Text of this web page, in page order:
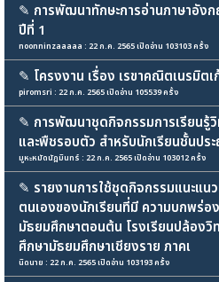
✎ การพัฒนาทักษะการอ่านภาษาอัง
ปีที่ 1
noonninzaaaaa : 22 ก.ค. 2565 เปิดอ่าน 103103 ครั้ง
✎ โครงงาน เรื่อง เรขาคณิตเนรมิต
piromsri : 22 ก.ค. 2565 เปิดอ่าน 105539 ครั้ง
✎ การพัฒนาชุดกิจกรรมการเรียนรู้
และพืชรอบตัว สำหรับนักเรียนชั้นปร
มูหะหมัดนัฎมินทร์ : 22 ก.ค. 2565 เปิดอ่าน 103012 ครั้ง
✎ รายงานการใช้ชุดกิจกรรมแนะแ
ตนเองของนักเรียนที่มี ความบกพร่อ
มัธยมศึกษาตอนต้น โรงเรียนปล้องวิ
ศึกษามัธยมศึกษาเชียงราย ภาคเ
นิดนาย : 22 ก.ค. 2565 เปิดอ่าน 103193 ครั้ง